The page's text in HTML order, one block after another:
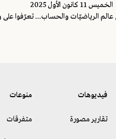
الخميس 11 كانون الأول 2025
عالم الرياضيّات والحساب... تعرّفوا
فيديوهات
تقارير مصورة
منوعات
متفرقات